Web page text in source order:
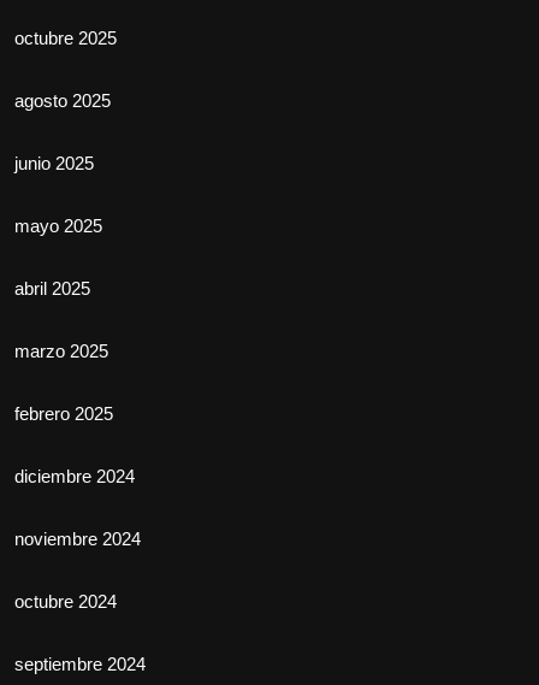
octubre 2025
agosto 2025
junio 2025
mayo 2025
abril 2025
marzo 2025
febrero 2025
diciembre 2024
noviembre 2024
octubre 2024
septiembre 2024